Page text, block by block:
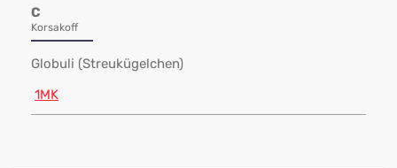
C
Korsakoff
Globuli (Streukügelchen)
1MK